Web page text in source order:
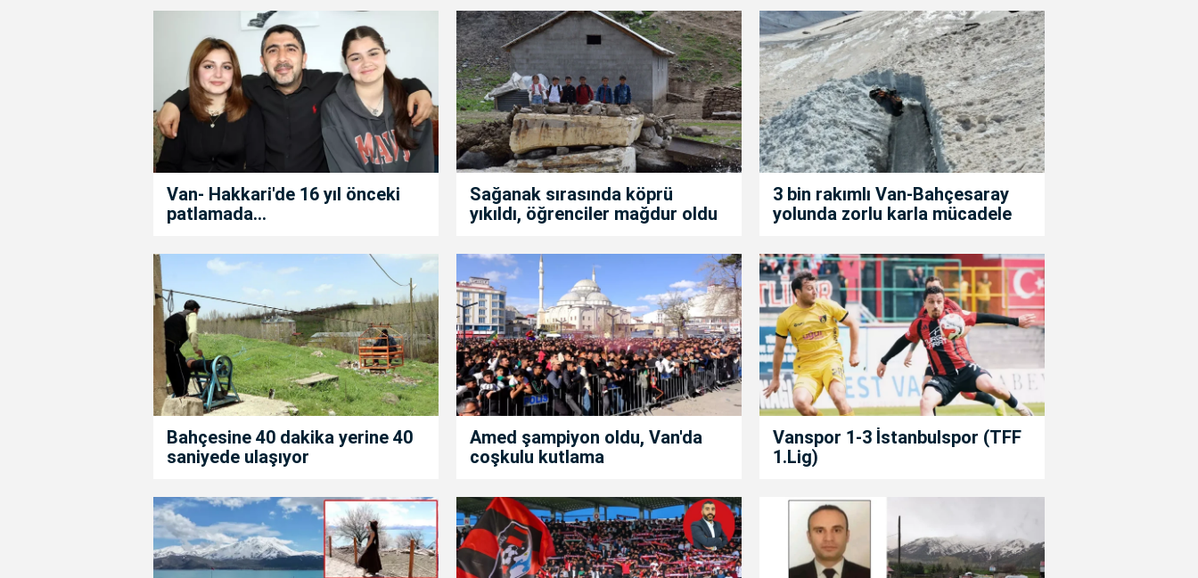
Van- Hakkari'de 16 yıl önceki
patlamada...
Sağanak sırasında köprü
yıkıldı, öğrenciler mağdur oldu
3 bin rakımlı Van-Bahçesaray
yolunda zorlu karla mücadele
Bahçesine 40 dakika yerine 40
saniyede ulaşıyor
Amed şampiyon oldu, Van'da
coşkulu kutlama
Vanspor 1-3 İstanbulspor (TFF
1.Lig)